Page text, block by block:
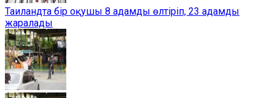
Таиландта бір оқушы 8 адамды өлтіріп, 23 адамды
жаралады